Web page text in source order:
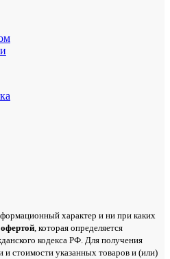
характер и ни при каких
, которая определяется
кодекса РФ. Для получения
стоимости указанных товаров и (или)